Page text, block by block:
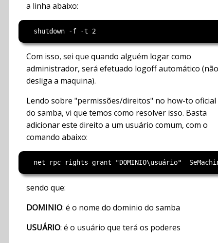
a linha abaixo:
Com isso, sei que quando alguém logar como
administrador, será efetuado logoff automático (não
desliga a maquina).
Lendo sobre "permissões/direitos" no how-to oficial
do samba, vi que temos como resolver isso. Basta
adicionar este direito a um usuário comum, com o
comando abaixo:
sendo que:
DOMINIO: é o nome do dominio do samba
USUÁRIO: é o usuário que terá os poderes